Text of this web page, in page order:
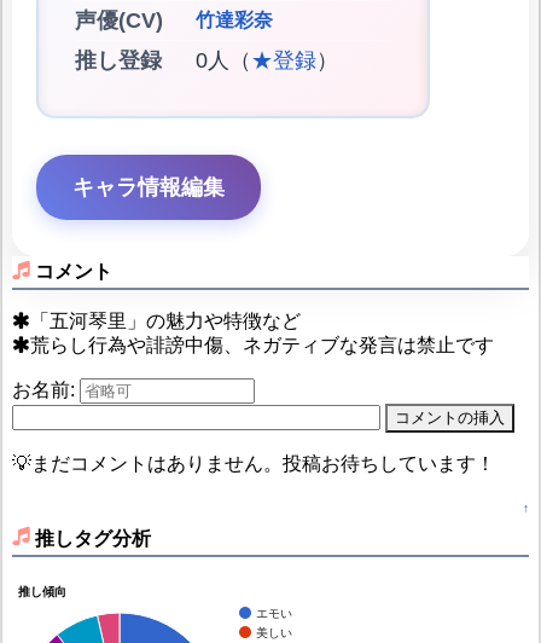
声優(CV)
竹達彩奈
推し登録 0人（ ★登録）
キャラ情報編集
コメント
「五河琴里」の魅力や特徴など
荒らし行為や誹謗中傷、ネガティブな発言は禁止です
お名前:
💡まだコメントはありません。投稿お待ちしています！
↑
推しタグ分析
推し傾向
エモい
美しい